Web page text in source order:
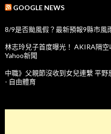
GOOGLE NEWS
8/9是否颱風假？最新預報9縣市風
林志玲兒子首度曝光！ AKIRA隔
Yahoo新聞
中職》父親節沒收到女兒連繫 平野
- 自由體育